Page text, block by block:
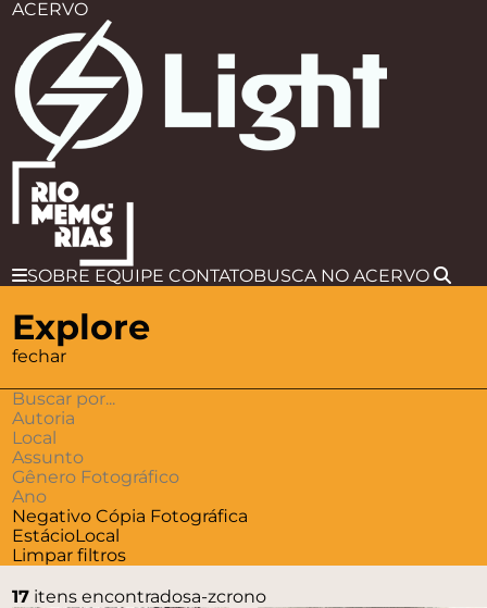
ACERVO
SOBRE EQUIPE CONTATOBUSCA NO ACERVO
Explore
fechar
Negativo Cópia Fotográfica
EstácioLocal
Limpar filtros
17 itens encontradosa-zcrono